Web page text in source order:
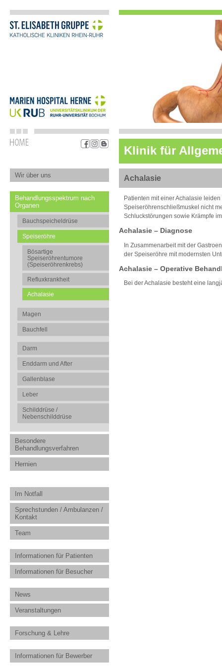
Klinik für
Wir über uns
Behandlungsspektrum nach
Organen
Bauchspeicheldrüse
Speiseröhre
Bösartige
Speiseröhrentumore
(Speiseröhrenkrebs)
Refluxkrankheit
Achalasie
Magen
Bauchfell
Darm
Enddarm und After
Gallenblase
Leber
Schilddrüse /
Nebenschilddrüse
Besondere
Behandlungsverfahren
Hernien
Im Notfall
Sprechstunden / Ambulanzen /
Kontakt
Team
Informationen für Patienten
Informationen für Besucher
News
Veranstaltungen
Forschung & Lehre
Informationen für Bewerber
Achalasie
Patienten mit einer Achalasie
Speiseröhrenschließmuskel nicht
Schluckstörungen sowie Krämpfe
Achalasie – Diagnose
In Zusammenarbeit mit der
der Speiseröhre mit modernsten
Achalasie – Operative
Bei der Achalasie besteht eine